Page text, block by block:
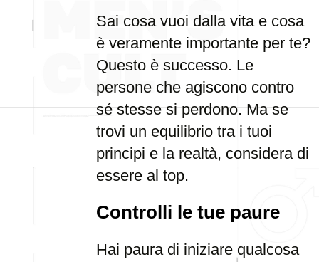
Sai cosa vuoi dalla vita e cosa
è veramente importante per te?
Questo è successo. Le
persone che agiscono contro
sé stesse si perdono. Ma se
trovi un equilibrio tra i tuoi
principi e la realtà, considera di
essere al top.
Controlli le tue paure
Hai paura di iniziare qualcosa